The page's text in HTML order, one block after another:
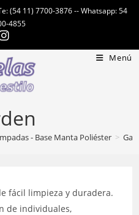
(54 11) 7700-3876 -- Whatsapp: 54
4855
Menú
- Base Manta Poliéster >
fácil limpieza y duradera.
de individuales,